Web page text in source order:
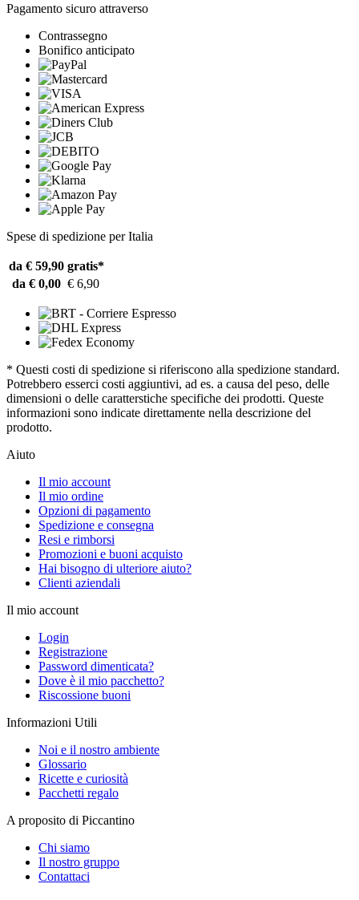
Pagamento sicuro attraverso
Contrassegno
Bonifico anticipato
Spese di spedizione per Italia
da € 59,90 gratis*
da € 0,00 € 6,90
* Questi costi di spedizione si riferiscono alla spedizione standard.
Potrebbero esserci costi aggiuntivi, ad es. a causa del peso, delle
dimensioni o delle caratterstiche specifiche dei prodotti. Queste
informazioni sono indicate direttamente nella descrizione del
prodotto.
Aiuto
Il mio account
Il mio ordine
Opzioni di pagamento
Spedizione e consegna
Resi e rimborsi
Promozioni e buoni acquisto
Hai bisogno di ulteriore aiuto?
Clienti aziendali
Il mio account
Login
Registrazione
Password dimenticata?
Dove è il mio pacchetto?
Riscossione buoni
Informazioni Utili
Noi e il nostro ambiente
Glossario
Ricette e curiosità
Pacchetti regalo
A proposito di Piccantino
Chi siamo
Il nostro gruppo
Contattaci